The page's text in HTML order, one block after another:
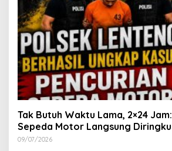
Tak Butuh Waktu Lama, 2×24
Sepeda Motor Langsung
Lenteng di Wilayah Manding
09/07/2026